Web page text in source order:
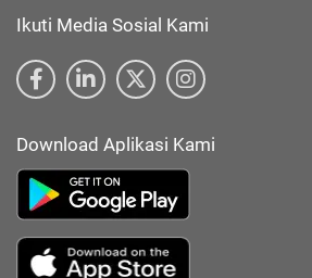
Ikuti Media Sosial Kami
Download Aplikasi Kami